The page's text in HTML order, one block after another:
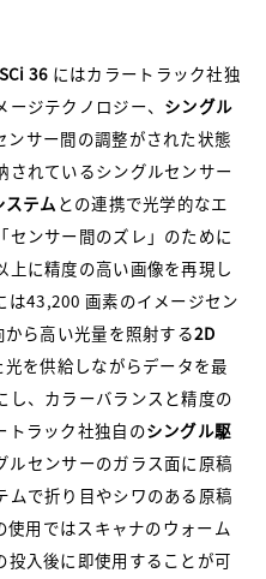
36 にはカラートラック社独
ジテクノロジー、 シングル
ンサー間の調整がされた状態
されているシングルセンサー
ステムとの連携で光学的なエ
センサー間のズレ」のために
上に精度の高い画像を再現し
は43,200 画素のイメージセン
ら高い光量を照射する2D
を供給しながらデータを最
し、カラーバランスと精度の
トラック社独自のシングル駆
ルセンサーのガラス面に原稿
ムで折り目やシワのある原稿
使用ではスキャナのウォーム
投入後に即使用することが可